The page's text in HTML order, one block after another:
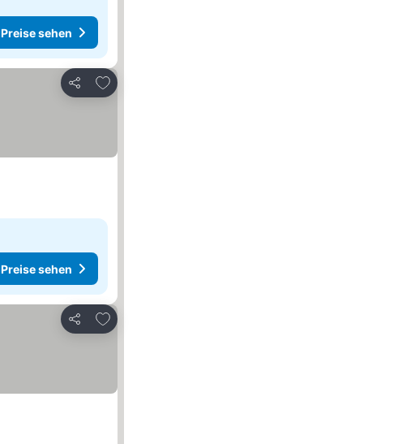
Preise sehen
Teilen
Zu Favoriten hinzufügen
Preise sehen
Teilen
Zu Favoriten hinzufügen